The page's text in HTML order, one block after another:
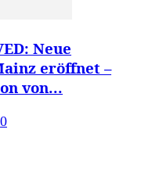
Neue
eröffnet –
von...
0